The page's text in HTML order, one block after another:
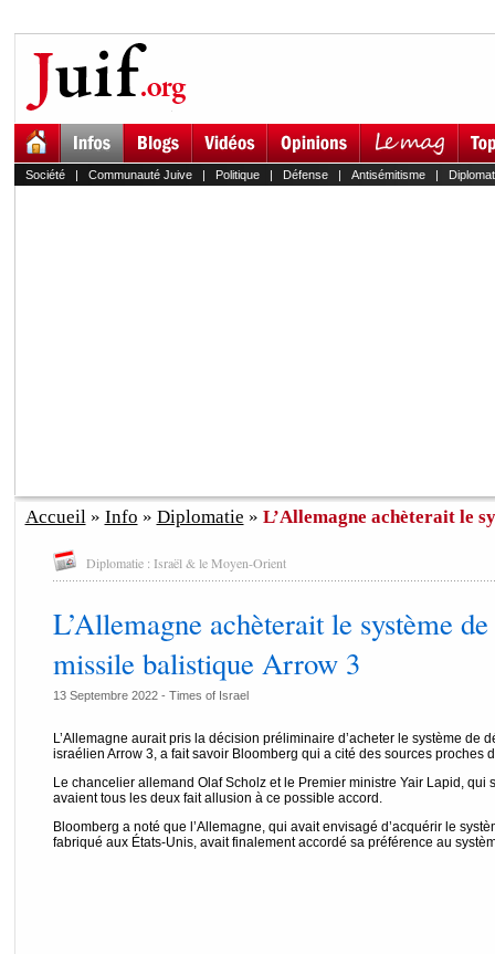
Société| Communauté Juive| Politique| Défense| Antisémitisme|
Accueil» Info » Diplomatie » L’Allemagne achèterait le
Diplomatie : Israël & le Moyen-Orient
L’Allemagne achèterait le système
missile balistique Arrow 3
13 Septembre 2022 - Times of Israel
L’Allemagne aurait pris la décision préliminaire d’acheter le système de
israélien Arrow 3, a fait savoir Bloomberg qui a cité des sources proches
Le chancelier allemand Olaf Scholz et le Premier ministre Yair Lapid, qui
avaient tous les deux fait allusion à ce possible accord.
Bloomberg a noté que l’Allemagne, qui avait envisagé d’acquérir le
fabriqué aux États-Unis, avait finalement accordé sa préférence au